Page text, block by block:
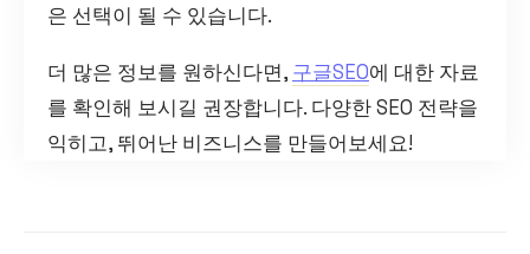
은 선택이 될 수 있습니다.
더 많은 정보를 원하신다면, 구글SEO에 대한 자료
를 확인해 보시길 권장합니다. 다양한 SEO 전략을
익히고, 뛰어난 비즈니스를 만들어보세요!